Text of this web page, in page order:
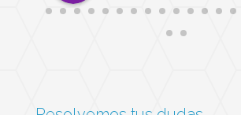
profesional. ¡Un centro de 10